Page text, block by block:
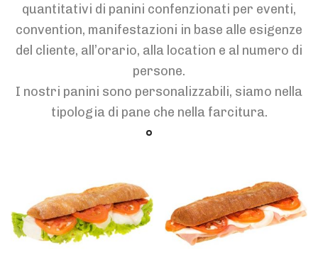
quantitativi di panini confenzionati per eventi,
convention, manifestazioni in base alle esigenze
del cliente, all’orario, alla location e al numero di
persone.
I nostri panini sono personalizzabili, siamo nella
tipologia di pane che nella farcitura.